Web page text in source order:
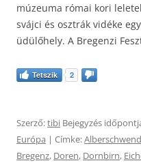
múzeuma római kori
svájci és osztrák vidéke
üdülőhely. A Bregenzi
Tetszik 2
Szerző:tibi Bejegyzés
Európa | Címke:
Bregenz, Doren, Dornbirn,